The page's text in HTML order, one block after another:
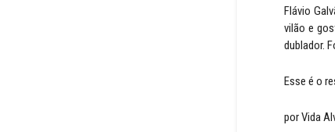
Flávio
vilão e
dublador.
Esse é o
por Vida